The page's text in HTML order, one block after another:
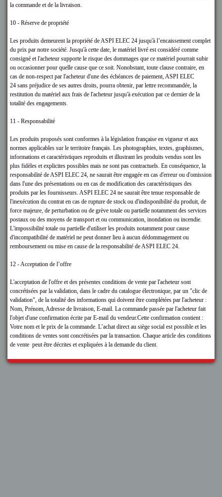
la commande et de la livraison.
10 - Réserve de propriété
Les produits demeurent la propriété de ASPI ELEC 24 jusqu'à l’encaissement complet
du prix par notre société. Jusqu'à cette date, le matériel livré est considéré comme
consigné et l'acheteur supporte le risque des dommages que ce matériel pourrait subir
ou occasionner pour quelle cause que ce soit. Nonobstant, toute clause contraire, en
cas de non-respect par l'acheteur d'une des échéances de paiement, ASPI ELEC
24 sans préjudice de ses autres droits, pourra obtenir, par lettre recommandée, la
restitution du matériel aux frais de l'acheteur jusqu'à exécution par ce dernier de la
totalité des engagements.
11 - Responsabilité
Les produits proposés sont conformes à la législation française en vigueur et aux
normes applicables sur le territoire français. Les photographies, textes, graphismes,
informations et caractéristiques reproduits et illustrant les produits vendus sont les
plus fidèles et explicites possibles mais ne sont pas contractuels. En conséquence, la
responsabilité de ASPI ELEC 24, ne saurait être engagée en cas d'erreur ou d'omission
dans l'une des présentations ou en cas de modification des caractéristiques des
produits par les fournisseurs. ASPI ELEC 24 ne saurait être tenue responsable de
l'inexécution du contrat en cas de rupture de stock ou d'indisponibilité du produit, de
force majeure, de perturbation ou de grève totale ou partielle notamment des services
postaux ou des moyens de transport et ou communication, inondation ou incendie.
L'impossibilité totale ou partielle d'utiliser les produits notamment pour cause
d'incompatibilité de matériel ne peut donner lieu à aucun dédommagement ou
remboursement ou mise en cause de la responsabilité de ASPI ELEC 24.
12 - Acceptation de l’offre
L'acceptation de l'offre et des présentes conditions de vente par l'acheteur sont
concrétisées par la validation, dans le cadre du catalogue électronique, par un "clic de
validation", de la totalité des informations qui doivent être complétées par l'acheteur :
Nom, Prénom, Adresse de livraison, E-mail. La commande passée par l'acheteur fait
l'objet d'une confirmation écrite par E-mail du vendeur.Cette confirmation contient :
Votre nom et le prix de la commande. L’achat direct au siège social est possible et les
conditions de ventes sont concrétisées par la transaction. Chaque article des conditions
de vente peut être décrites et expliquées à la demande du client.